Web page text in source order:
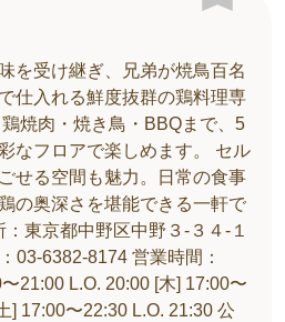
を受け継ぎ、兄弟が焼鳥百名
仕入れる鮮度抜群の鶏料理専
焼肉・焼き鳥・BBQまで、5
なフロアで楽しめます。 セル
せる空間も魅力。日常の食事
の奥深さを堪能できる一軒で
東京都中野区中野３-３４-１
03-6382-8174 営業時間：
21:00 L.O. 20:00 [木] 17:00〜
] 17:00〜22:30 L.O. 21:30 公